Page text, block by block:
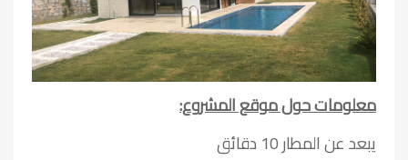
معلومات حول موقع المشروع:
يبعد عن المطار 10 دقائق